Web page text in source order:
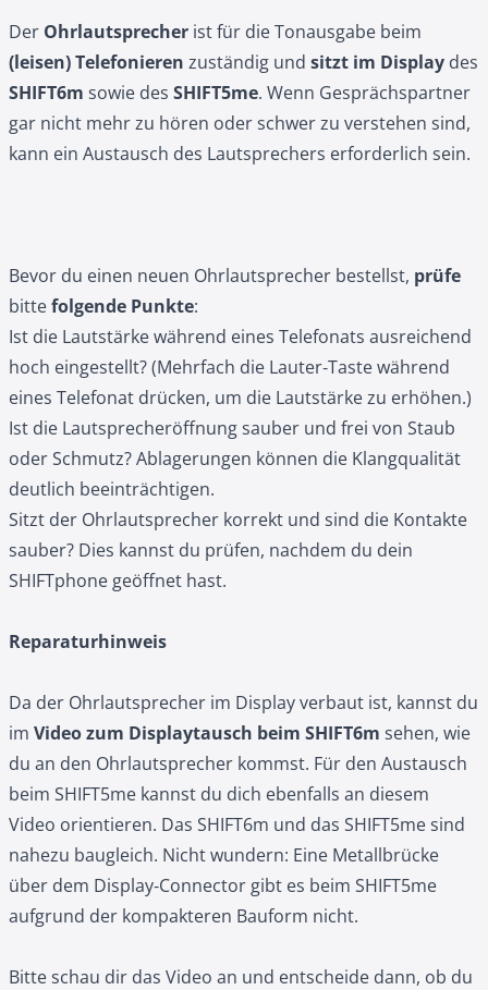
Der Ohrlautsprecher ist für die Tonausgabe beim
(leisen) Telefonieren zuständig und sitzt im Display des
SHIFT6m sowie des SHIFT5me. Wenn Gesprächspartner
gar nicht mehr zu hören oder schwer zu verstehen sind,
kann ein Austausch des Lautsprechers erforderlich sein.
Bevor du einen neuen Ohrlautsprecher bestellst, prüfe
bittefolgende Punkte:
Ist die Lautstärke während eines Telefonats ausreichend
hoch eingestellt? (Mehrfach die Lauter‑Taste während
eines Telefonat drücken, um die Lautstärke zu erhöhen.)
Ist die Lautsprecheröffnung sauber und frei von Staub
oder Schmutz? Ablagerungen können die Klangqualität
deutlich beeinträchtigen.
Sitzt der Ohrlautsprecher korrekt und sind die Kontakte
sauber? Dies kannst du prüfen, nachdem du dein
SHIFTphone geöffnet hast.
Reparaturhinweis
Da der Ohrlautsprecher im Display verbaut ist, kannst du
im Video zum Displaytausch beim SHIFT6m sehen, wie
du an den Ohrlautsprecher kommst. Für den Austausch
beim SHIFT5me kannst du dich ebenfalls an diesem
Video orientieren. Das SHIFT6m und das SHIFT5me sind
nahezu baugleich. Nicht wundern: Eine Metallbrücke
über dem Display‑Connector gibt es beim SHIFT5me
aufgrund der kompakteren Bauform nicht.
Bitte schau dir das Video an und entscheide dann, ob du